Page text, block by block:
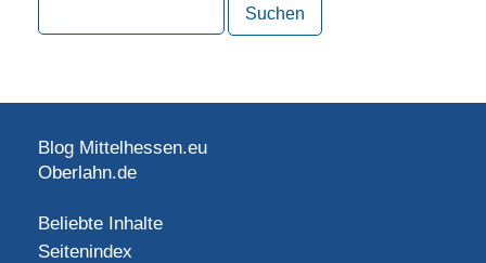
Blog Mittelhessen.eu
Oberlahn.de
Beliebte Inhalte
Seitenindex